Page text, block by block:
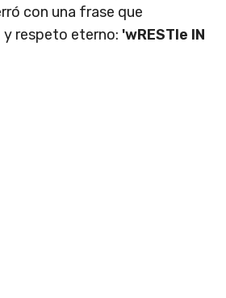
con una frase que
y respeto eterno: 'wRESTle IN